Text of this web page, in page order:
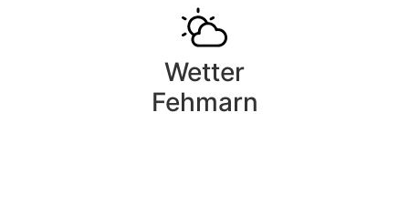
Wetter
Fehmarn